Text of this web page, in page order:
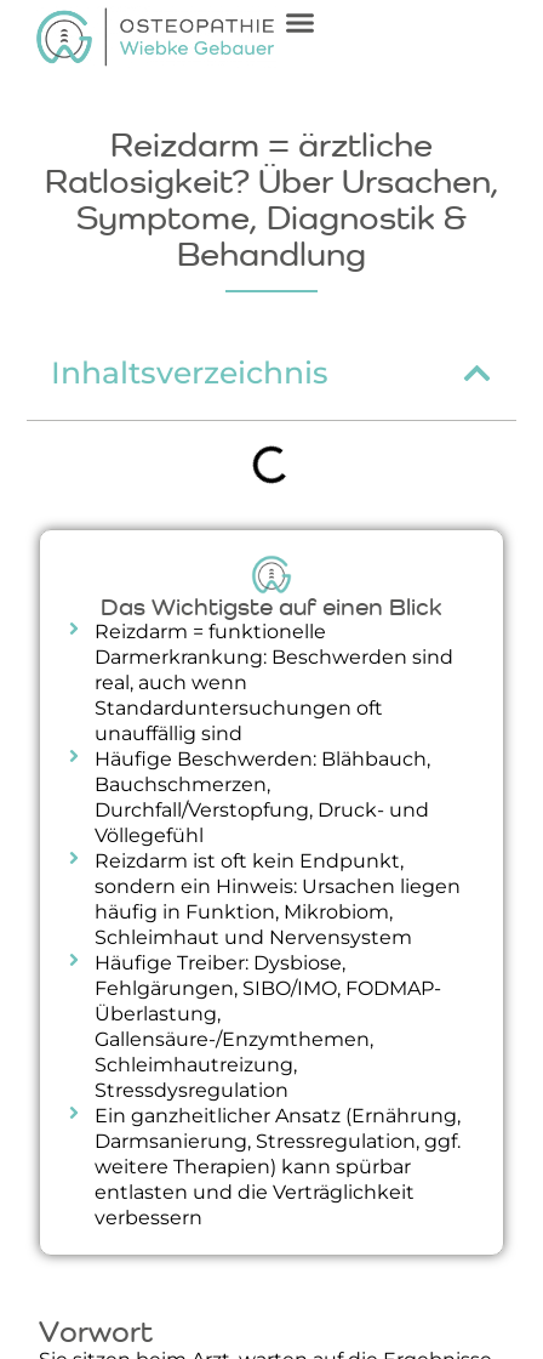
Reizdarm = ärztliche
Ratlosigkeit? Über Ursachen,
Symptome, Diagnostik &
Behandlung
Inhaltsverzeichnis
Das Wichtigste auf einen Blick
Reizdarm = funktionelle
Darmerkrankung: Beschwerden sind
real, auch wenn
Standarduntersuchungen oft
unauffällig sind
Häufige Beschwerden: Blähbauch,
Bauchschmerzen,
Durchfall/Verstopfung, Druck- und
Völlegefühl
Reizdarm ist oft kein Endpunkt,
sondern ein Hinweis: Ursachen liegen
häufig in Funktion, Mikrobiom,
Schleimhaut und Nervensystem
Häufige Treiber: Dysbiose,
Fehlgärungen, SIBO/IMO, FODMAP-
Überlastung,
Gallensäure-/Enzymthemen,
Schleimhautreizung,
Stressdysregulation
Ein ganzheitlicher Ansatz (Ernährung,
Darmsanierung, Stressregulation, ggf.
weitere Therapien) kann spürbar
entlasten und die Verträglichkeit
verbessern
Vorwort